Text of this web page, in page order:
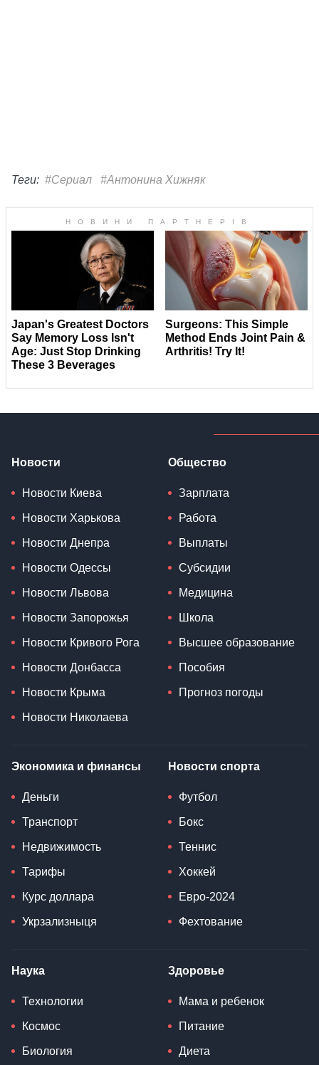
Теги: #Сериал #Антонина Хижняк
Новости
Новости Киева
Новости Харькова
Новости Днепра
Новости Одессы
Новости Львова
Новости Запорожья
Новости Кривого Рога
Новости Донбасса
Новости Крыма
Новости Николаева
Общество
Зарплата
Работа
Выплаты
Субсидии
Медицина
Школа
Высшее образование
Пособия
Прогноз погоды
Экономика и финансы
Деньги
Транспорт
Недвижимость
Тарифы
Курс доллара
Укрзализныця
Новости спорта
Футбол
Бокс
Теннис
Хоккей
Евро-2024
Фехтование
Наука
Технологии
Космос
Биология
Здоровье
Мама и ребенок
Питание
Диета